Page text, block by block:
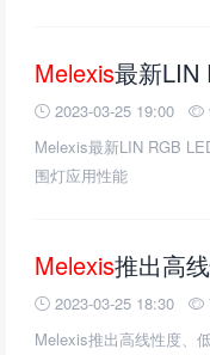
Melexis最新LIN RGB
2023-03-25 19:00
Melexis最新LIN RGB
围灯应用性能
Melexis推出高线性度、低漂
2023-03-25 18:30
Melexis推出高线性度、